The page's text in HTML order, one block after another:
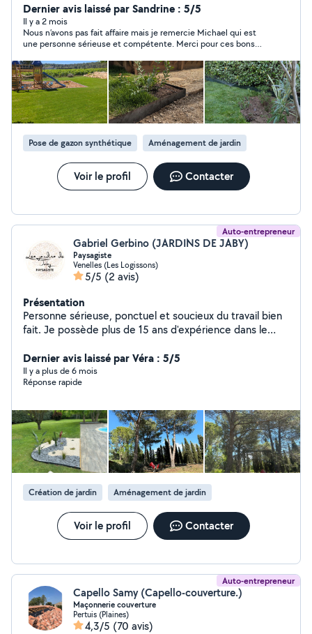
véritable homme à tous faire. Je vous propose mes
services avec le détail d'un travail soigné. Je suis
autonome en matériel, ponctuel, avenant et réfléchi
avec la priorité sur le bonheur du client. Du
terrassement à la floraison, Mica vous accompagne en
toute saison.
Dernier avis laissé par Sandrine : 5/5
Il y a 2 mois
Nous n’avons pas fait affaire mais je remercie Michael qui est
une personne sérieuse et compétente. Merci pour ces bons
Pose de gazon synthétique Aménagement de jardin
Voir le profil Contacter
Auto-entrepreneur
Gabriel Gerbino (JARDINS DE JABY)
Paysagiste
Venelles (Les Logissons)
5/5 (2 avis)
Présentation
Personne sérieuse, ponctuel et soucieux du travail bien
fait. Je possède plus de 15 ans d'expérience dans le
au mieux à vos besoins.
Dernier avis laissé par Véra : 5/5
Il y a plus de 6 mois
Réponse rapide
Création de jardin Aménagement de jardin
Voir le profil Contacter
Auto-entrepreneur
Capello Samy (Capello-couverture.)
Maçonnerie couverture
Pertuis (Plaines)
4,3/5 (70 avis)